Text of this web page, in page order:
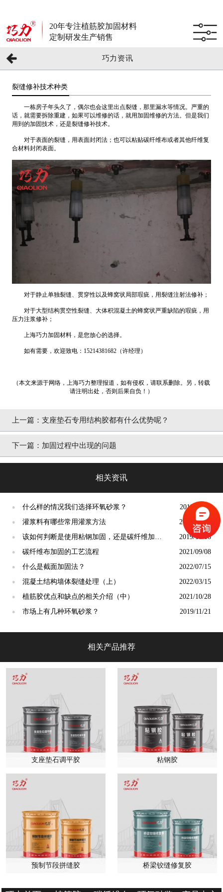
20年专注植筋胶加固材料
定制研发生产销售
巧力资讯
裂缝修补技术种类
一栋房子年头久了，偶尔也会这里出点裂缝，那里漏水等情况。严重的
话，就需要拆除重建，如果可以维修的话，就用加固维修的方法。但是我们
用到的加固技术，还是裂缝修补技术。
对于表面的裂缝，用表面封闭法；也可以粘贴碳纤维布或者其他纤维复
合材料封闭表面。
对于静止单独裂缝、贯穿性以及蜂窝状局部瑕疵，用裂缝注射法修补；
对于大型结构贯空性裂缝、大体积混凝土的蜂窝状严重缺陷的瑕疵，用
压力注浆修补；
上海巧力加固材料，是您放心的选择。
如有需要，欢迎致电：15214381682（许经理）
（本文来源于网络，上海巧力整理报道，如有侵权，请联系删除。另，转载
请注明出处，否则后果自负！）
上一篇： 支座垫石专用结构胶都有什么优势呢？
下一篇： 加固过程中出现的问题
相关资讯
● 什么样的情况我们选择环氧砂浆？ 2019/11/19
● 灌浆料有哪些常用灌浆方法 2022/04/29
●
该如何判断是使用粘钢加固，还是碳纤维加
固！
2019/10/16
● 碳纤维布加固的工艺流程 2021/09/08
● 什么是截面加固法？ 2022/07/15
● 混凝土结构墙体裂缝处理（上） 2022/03/15
● 植筋胶优点和缺点的相关介绍（中） 2021/10/28
● 市场上有几种环氧砂浆？ 2019/11/21
相关产品推荐
支座垫石调平胶 粘钢胶
预制节段拼缝胶 桥梁铰缝修复胶